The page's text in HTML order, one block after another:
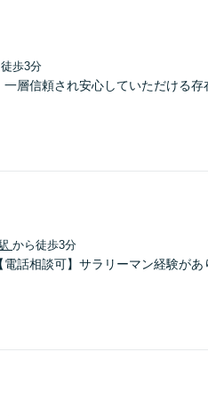
歩3分
層信頼され安心していただける存
から徒歩3分
電話相談可】サラリーマン経験が